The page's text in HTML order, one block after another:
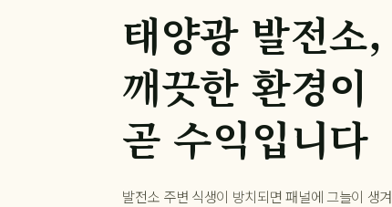
태양광 발전소,
깨끗한 환경이
곧 수익입니다
발전소 주변 식생이 방치되면 패널에 그늘이 생겨